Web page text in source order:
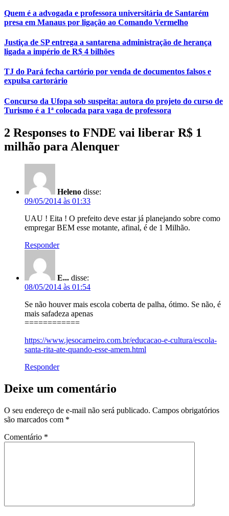
Quem é a advogada e professora universitária de Santarém
presa em Manaus por ligação ao Comando Vermelho
Justiça de SP entrega a santarena administração de herança
ligada a império de R$ 4 bilhões
TJ do Pará fecha cartório por venda de documentos falsos e
expulsa cartorário
Concurso da Ufopa sob suspeita: autora do projeto do curso de
Turismo é a 1ª colocada para vaga de professora
2 Responses to FNDE vai liberar R$ 1
milhão para Alenquer
Heleno disse:
09/05/2014 às 01:33
UAU ! Eita ! O prefeito deve estar já planejando sobre como
empregar BEM esse motante, afinal, é de 1 Milhão.
Responder
E... disse:
08/05/2014 às 01:54
Se não houver mais escola coberta de palha, ótimo. Se não, é
mais safadeza apenas
============
https://www.jesocarneiro.com.br/educacao-e-cultura/escola-
santa-rita-ate-quando-esse-amem.html
Responder
Deixe um comentário
O seu endereço de e-mail não será publicado. Campos obrigatórios
são marcados com *
Comentário *